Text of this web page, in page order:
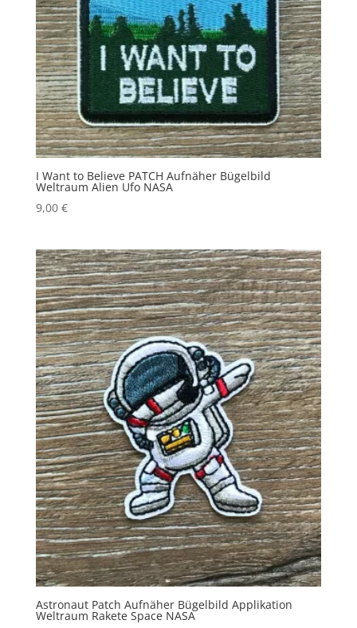
I Want to Believe PATCH Aufnäher Bügelbild
Weltraum Alien Ufo NASA
9,00 €
Astronaut Patch Aufnäher Bügelbild Applikation
Weltraum Rakete Space NASA